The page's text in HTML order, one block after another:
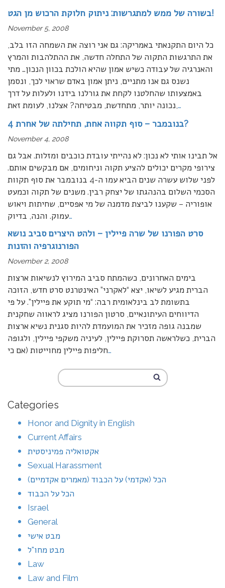
בשורה של ממש למתגרשות: ניתוק חלוקת הרכוש מן הגט!
November 5, 2008
כל היום התקנאתי באמריקה: גם אני רוצה את השמחה הזו בלב,
את התרגשות התקוה של התחלה חדשה, את ההתלהבות והמרץ
והאנרגיה של עבודה כשיש אמון שהיא הולכת בכוון הנכון… מתי
נשנס גם אנו מתניים, ניתן אמון באדם שראוי לכך, ונסמן
באמצעותו שהחלטנו לקחת את גורלנו בידנו ולעלות על דרך
נכונה יותר, מתחדשת, מבטיחה? אצלנו, לעומת זאת,…
4 בנובמבר – סוף תקווה אחת, תחילתה של אחרת?
November 4, 2008
אל תבינו אותי לא נכון: לא נהייתי עובדת כוכבים ומזלות. אבל גם
צירופי מקרים יכולים להציע תקוה וניחומים, אם מבקשים אותם.
לפני שלוש עשרה שנים הביא עמו ה-4 בנובמבר את סוף תקוות
הסכמי השלום בהנהגתו של יצחק רבין. משנים של תקוה וכמעט
אופוריה – שקענו לביצת מדמנה של מי אפסיים, שחיתות ויאוש
עמוק. והנה, בדיוק…
סרט הפורנו של שרה פיילין – ולהט היצרים סביב נושא
הפורנוגרפיה והזנות
November 2, 2008
בימים האחרונים, כשהמתח סביב המירוץ לנשיאות ארצות
הברית מגיע לשיאו, יצא “לאקרני” האינטרנט סרט חדש, הזוכה
בתשומת לב בינלאומית רבה: “מי תוקע את פיילין”. על פי
הדיווחים העיתונאיים, סרטון הפורנו מציג לראווה שחקנית
שמבנה גופה מזכיר את המועמדת להיות סגנית נשיא ארצות
הברית, כשלראשה תסרוקת פיילין, לעיניה משקפי פיילין, ולגופה
חליפות פיילין מחוייטות (אם כי…
Categories
Honor and Dignity in English
Current Affairs
אקטואליה פמיניסטית
Sexual Harassment
הכל (אקדמי) על הכבוד (מאמרים אקדמיים)
הכל על הכבוד
Israel
General
מבט אישי
מבט מחו"ל
Law
Law and Film